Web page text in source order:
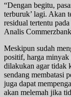
“Dengan begitu,
terburuk’ lagi. Akan
residual tertentu
Analis
Meskipun sudah
positif, harga
dilakukan agar tidak
sendang membatasi
juga dapat
akan melemah jika